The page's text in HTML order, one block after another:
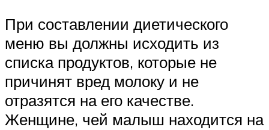
При составлении диетического
меню вы должны исходить из
списка продуктов, которые не
причинят вред молоку и не
отразятся на его качестве.
Женщине, чей малыш находится на